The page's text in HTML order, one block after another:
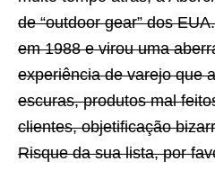
de “outdoor gear” dos
em 1988 e virou uma
experiência de varejo que
escuras, produtos mal
clientes, objetificação
Risque da sua lista, por